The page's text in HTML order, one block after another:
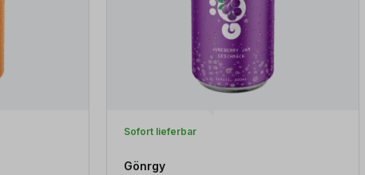
Sofort lieferbar
Gönrgy